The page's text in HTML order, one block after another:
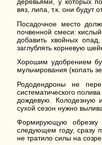
вяз, липа, т.к. они будут
Посадочное место
почвенной смеси:
добавить хвойных
заглублять корневую
Хорошим удобрением
мульчирования (копать
Рододендроны не
систематического
дождевую. Колодезную
сухой сезон нужно
Формирующую
следующем году, сразу
не тратило силы на